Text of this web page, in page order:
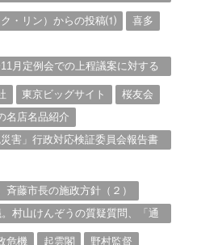
・リン）からの投稿⑴
喜多
月定例会での上程議案に対する
東京ビッグサイト
桜友会
名店名品紹介
害」行政対応検証委員会報告書
藤市長の施政方針（２）
村山けんぞうの質疑質問、「通
危機 起雲閣 野村監督